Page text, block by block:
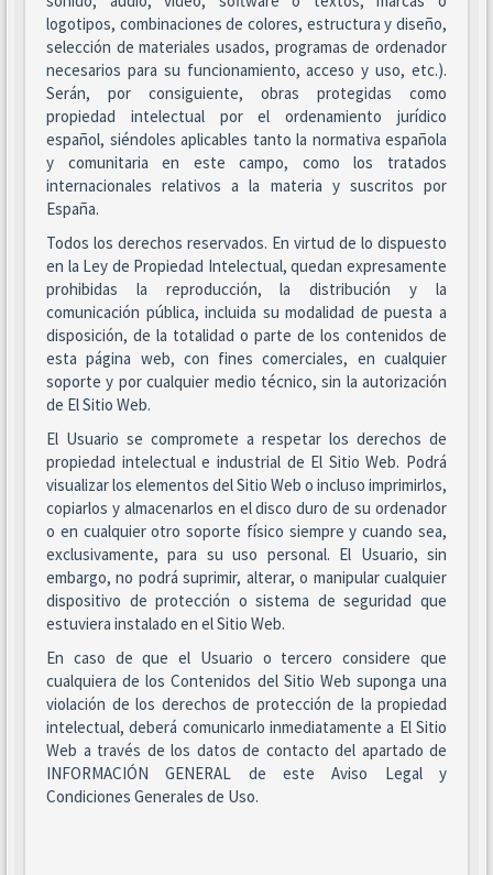
logotipos, combinaciones de colores, estructura y diseño,
selección de materiales usados, programas de ordenador
necesarios para su funcionamiento, acceso y uso, etc.).
Serán, por consiguiente, obras protegidas como
propiedad intelectual por el ordenamiento jurídico
español, siéndoles aplicables tanto la normativa española
y comunitaria en este campo, como los tratados
internacionales relativos a la materia y suscritos por
España.
Todos los derechos reservados. En virtud de lo dispuesto
en la Ley de Propiedad Intelectual, quedan expresamente
prohibidas la reproducción, la distribución y la
comunicación pública, incluida su modalidad de puesta a
disposición, de la totalidad o parte de los contenidos de
esta página web, con fines comerciales, en cualquier
soporte y por cualquier medio técnico, sin la autorización
de El Sitio Web.
El Usuario se compromete a respetar los derechos de
propiedad intelectual e industrial de El Sitio Web. Podrá
visualizar los elementos del Sitio Web o incluso imprimirlos,
copiarlos y almacenarlos en el disco duro de su ordenador
o en cualquier otro soporte físico siempre y cuando sea,
exclusivamente, para su uso personal. El Usuario, sin
embargo, no podrá suprimir, alterar, o manipular cualquier
dispositivo de protección o sistema de seguridad que
estuviera instalado en el Sitio Web.
En caso de que el Usuario o tercero considere que
cualquiera de los Contenidos del Sitio Web suponga una
violación de los derechos de protección de la propiedad
intelectual, deberá comunicarlo inmediatamente a El Sitio
Web a través de los datos de contacto del apartado de
INFORMACIÓN GENERAL de este Aviso Legal y
Condiciones Generales de Uso.